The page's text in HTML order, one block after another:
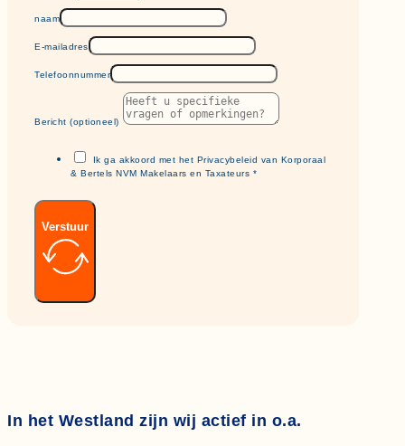
naam
E-mailadres
Telefoonnummer
Bericht (optioneel)
Ik ga akkoord met het Privacybeleid van Korporaal
& Bertels NVM Makelaars en Taxateurs *
Verstuur
In het Westland zijn wij actief in o.a.